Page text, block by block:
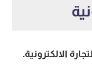
الالكترونية.